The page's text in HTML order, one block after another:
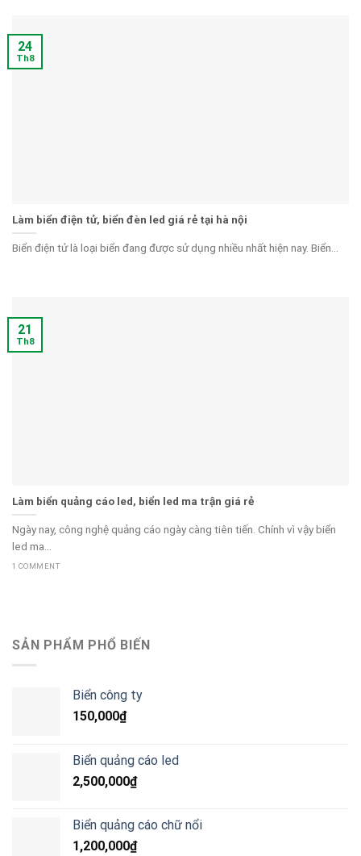
Làm biển điện tử, biển đèn led giá rẻ tại hà nội
Biển điện tử là loại biển đang được sử dụng nhiều nhất hiện nay. Biển...
24
Th8
Làm biển quảng cáo led, biển led ma trận giá rẻ
Ngày nay, công nghệ quảng cáo ngày càng tiên tiến. Chính vì vậy biển
led ma...
1 COMMENT
21
Th8
SẢN PHẨM PHỔ BIẾN
Biển công ty
150,000₫
Biển quảng cáo led
2,500,000₫
Biển quảng cáo chữ nổi
1,200,000₫